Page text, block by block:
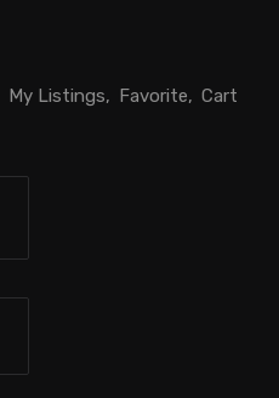
My Listings Favorite Cart